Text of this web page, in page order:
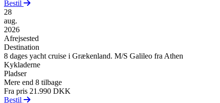
Bestil
28
aug.
2026
Afrejsested
Destination
8 dages yacht cruise i Grækenland. M/S Galileo fra Athen
Kykladerne
Pladser
Mere end 8 tilbage
Fra pris 21.990 DKK
Bestil